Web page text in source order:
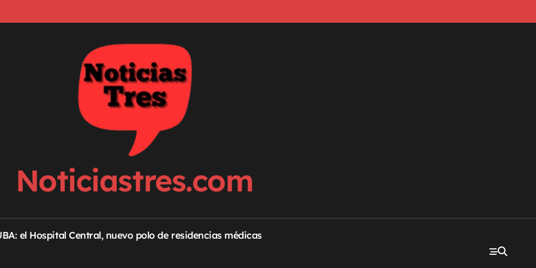
Noticiastres.com
el Hospital Central, nuevo polo de residencias médicas